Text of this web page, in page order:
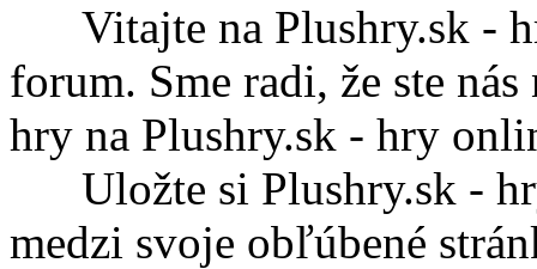
Vitajte na Plushry.sk -
forum. Sme radi, že ste
hry na Plushry.sk - hry
Uložte si Plushry.sk -
medzi svoje obľúbené